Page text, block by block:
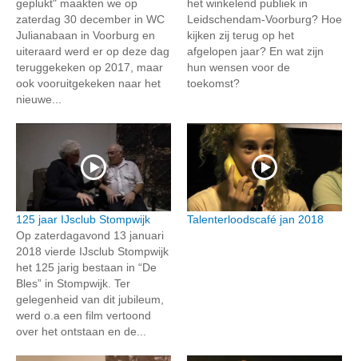
geplukt" maakten we op
zaterdag 30 december in WC
Julianabaan in Voorburg en
uiteraard werd er op deze dag
teruggekeken op 2017, maar
ook vooruitgekeken naar het
nieuwe...
het winkelend publiek in
Leidschendam-Voorburg? Hoe
kijken zij terug op het
afgelopen jaar? En wat zijn
hun wensen voor de
toekomst?
125 jaar IJsclub Stompwijk
Op zaterdagavond 13 januari
2018 vierde IJsclub Stompwijk
het 125 jarig bestaan in “De
Bles” in Stompwijk. Ter
gelegenheid van dit jubileum,
werd o.a een film vertoond
over het ontstaan en de...
Talenterloodscafé jan 2018